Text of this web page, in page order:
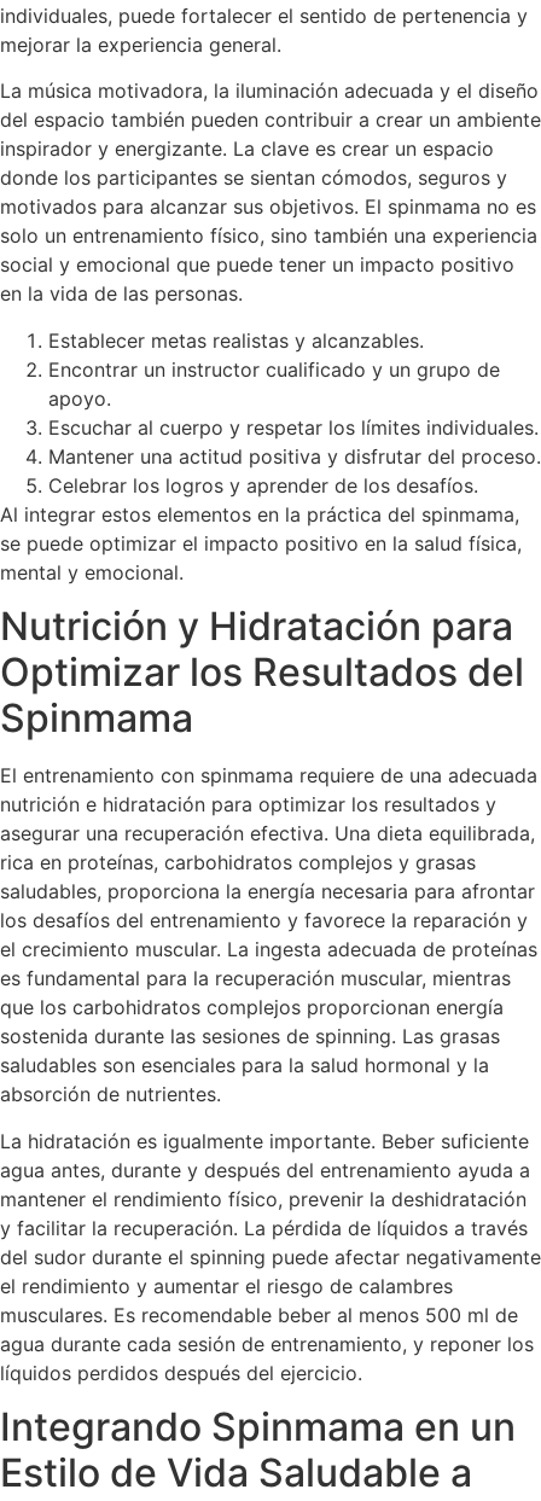
individuales, puede fortalecer el sentido de pertenencia y
mejorar la experiencia general.
La música motivadora, la iluminación adecuada y el diseño
del espacio también pueden contribuir a crear un ambiente
inspirador y energizante. La clave es crear un espacio
donde los participantes se sientan cómodos, seguros y
motivados para alcanzar sus objetivos. El spinmama no es
solo un entrenamiento físico, sino también una experiencia
social y emocional que puede tener un impacto positivo
en la vida de las personas.
Establecer metas realistas y alcanzables.
Encontrar un instructor cualificado y un grupo de
apoyo.
Escuchar al cuerpo y respetar los límites individuales.
Mantener una actitud positiva y disfrutar del proceso.
Celebrar los logros y aprender de los desafíos.
Al integrar estos elementos en la práctica del spinmama,
se puede optimizar el impacto positivo en la salud física,
mental y emocional.
Nutrición y Hidratación para
Optimizar los Resultados del
Spinmama
El entrenamiento con spinmama requiere de una adecuada
nutrición e hidratación para optimizar los resultados y
asegurar una recuperación efectiva. Una dieta equilibrada,
rica en proteínas, carbohidratos complejos y grasas
saludables, proporciona la energía necesaria para afrontar
los desafíos del entrenamiento y favorece la reparación y
el crecimiento muscular. La ingesta adecuada de proteínas
es fundamental para la recuperación muscular, mientras
que los carbohidratos complejos proporcionan energía
sostenida durante las sesiones de spinning. Las grasas
saludables son esenciales para la salud hormonal y la
absorción de nutrientes.
La hidratación es igualmente importante. Beber suficiente
agua antes, durante y después del entrenamiento ayuda a
mantener el rendimiento físico, prevenir la deshidratación
y facilitar la recuperación. La pérdida de líquidos a través
del sudor durante el spinning puede afectar negativamente
el rendimiento y aumentar el riesgo de calambres
musculares. Es recomendable beber al menos 500 ml de
agua durante cada sesión de entrenamiento, y reponer los
líquidos perdidos después del ejercicio.
Integrando Spinmama en un
Estilo de Vida Saludable a